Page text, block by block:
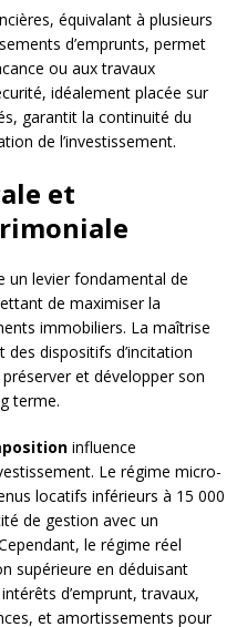
équivalant à plusieurs
d’emprunts, permet
ou aux travaux
idéalement placée sur
garantit la continuité du
de l’investissement.
et
un levier fondamental de
de maximiser la
immobiliers. La maîtrise
dispositifs d’incitation
et développer son
terme.
influence
Le régime micro-
locatifs inférieurs à 15 000
de gestion avec un
le régime réel
supérieure en déduisant
d’emprunt, travaux,
et amortissements pour